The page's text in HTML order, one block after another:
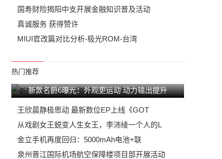
国寿财险揭阳中支开展金融知识普及活动
真诚服务 获得赞许
MIUI官改篇对比分析-极光ROM-台湾
热门推荐
新款名爵6曝光：外观更运动 动力输出提升
王欣晨静极思动 最新数位EP上线《GOT
从戏剧女王蜕变人生女王，李沛绫一个人的L
金立手机再度回归：5000mAh电池+联
泉州晋江国际机场航空保障楼项目部开展活动